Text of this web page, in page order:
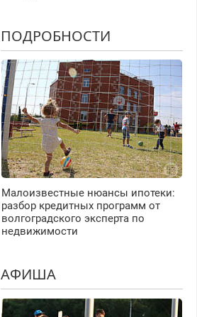
ПОДРОБНОСТИ
Малоизвестные нюансы ипотеки:
разбор кредитных программ от
волгоградского эксперта по
недвижимости
АФИША